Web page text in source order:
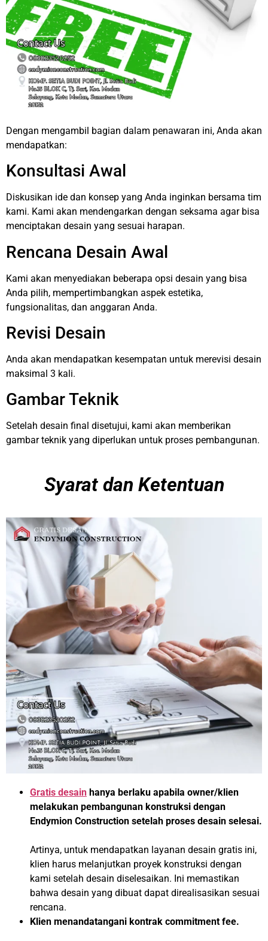
Dengan mengambil bagian dalam penawaran ini, Anda akan
mendapatkan:
Konsultasi Awal
Diskusikan ide dan konsep yang Anda inginkan bersama tim
kami. Kami akan mendengarkan dengan seksama agar bisa
menciptakan desain yang sesuai harapan.
Rencana Desain Awal
Kami akan menyediakan beberapa opsi desain yang bisa
Anda pilih, mempertimbangkan aspek estetika,
fungsionalitas, dan anggaran Anda.
Revisi Desain
Anda akan mendapatkan kesempatan untuk merevisi desain
maksimal 3 kali.
Gambar Teknik
Setelah desain final disetujui, kami akan memberikan
gambar teknik yang diperlukan untuk proses pembangunan.
Syarat dan Ketentuan
Gratis desain hanya berlaku apabila owner/klien
melakukan pembangunan konstruksi dengan
Endymion Construction setelah proses desain selesai.
Artinya, untuk mendapatkan layanan desain gratis ini,
klien harus melanjutkan proyek konstruksi dengan
kami setelah desain diselesaikan. Ini memastikan
bahwa desain yang dibuat dapat direalisasikan sesuai
rencana.
Klien menandatangani kontrak commitment fee.